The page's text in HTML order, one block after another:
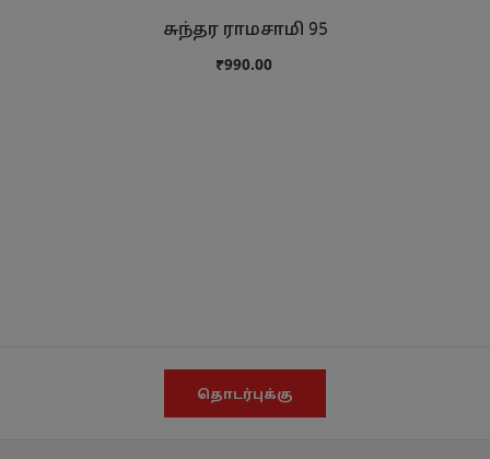
சுந்தர ராமசாமி 95
₹990.00
தொடர்புக்கு